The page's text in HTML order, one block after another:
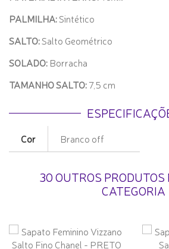
PALMILHA:Sintético
SALTO:Salto Geométrico
SOLADO: Borracha
TAMANHO SALTO:7,5 cm
Cor Branco off
30 OUTROS
CATEGORIA